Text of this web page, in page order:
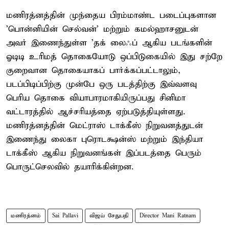
மணிரத்னத்தின் முந்தைய பிரம்மாண்ட படைப்புகளான
'பொன்னியின் செல்வன்' மற்றும் கமல்ஹாசனுடன்
அவர் இணைந்துள்ள 'தக் லைஃப் ஆகிய படங்களின்
ஓடிடி உரிமத் தொகையோடு ஒப்பிடுகையில் இது சற்றே
குறைவான தொகையாகப் பார்க்கப்பட்டாலும்,
படப்பிடிப்பிற்கு முன்பே ஒரு படத்திற்கு இவ்வளவு
பெரிய தொகை வியாபாரமாகியிருப்பது சினிமா
வட்டாரத்தில் ஆச்சரியத்தை ஏற்படுத்தியுள்ளது.
மணிரத்னத்தின் மெட்ராஸ் டாக்கீஸ் நிறுவனத்துடன்
இணைந்து லைகா புரொடக்ஷன்ஸ் மற்றும் இந்தியா
டாக்கீஸ் ஆகிய நிறுவனங்கள் இப்படத்தை பெரும்
பொருட்செலவில் தயாரிக்கின்றன.
மணிரத்னம் Sai Pallavi விஜய் சேதுபதி Director Mani Ratnam